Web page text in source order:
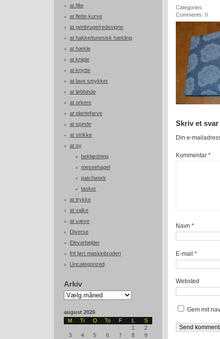
at filte
at flette kurve
at genbruge/redesigne
at hakke/tunesisk hækling
at hækle
at kniple
at knytte
at lave smykker
at løbbinde
at orkere
at plantefarve
at spinde
at strikke
at sy
beklædning
messehagel
patchwork
tasker
at trykke
at valke
at væve
Diverse
Elevarbejder
frit ført maskinbroderi
Uncategorized
Arkiv
Arkiv
august 2026
M
Ti O To F L
S
1
2
3
4 5 6 7 8
9
Categories:
Comments: 0
Skriv et svar
Din e-
Kommentar *
Navn *
E-mail *
Websted
Gem mit